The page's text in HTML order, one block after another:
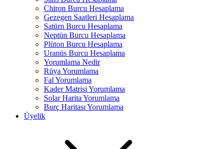
Chiron Burcu Hesaplama
Gezegen Saatleri Hesaplama
Satürn Burcu Hesaplama
Neptün Burcu Hesaplama
Plüton Burcu Hesaplama
Uranüs Burcu Hesaplama
Yorumlama Nedir
Rüya Yorumlama​
Fal Yorumlama
Kader Matrisi Yorumlama​
Solar Harita Yorumlama​
Burç Haritası Yorumlama
Üyelik